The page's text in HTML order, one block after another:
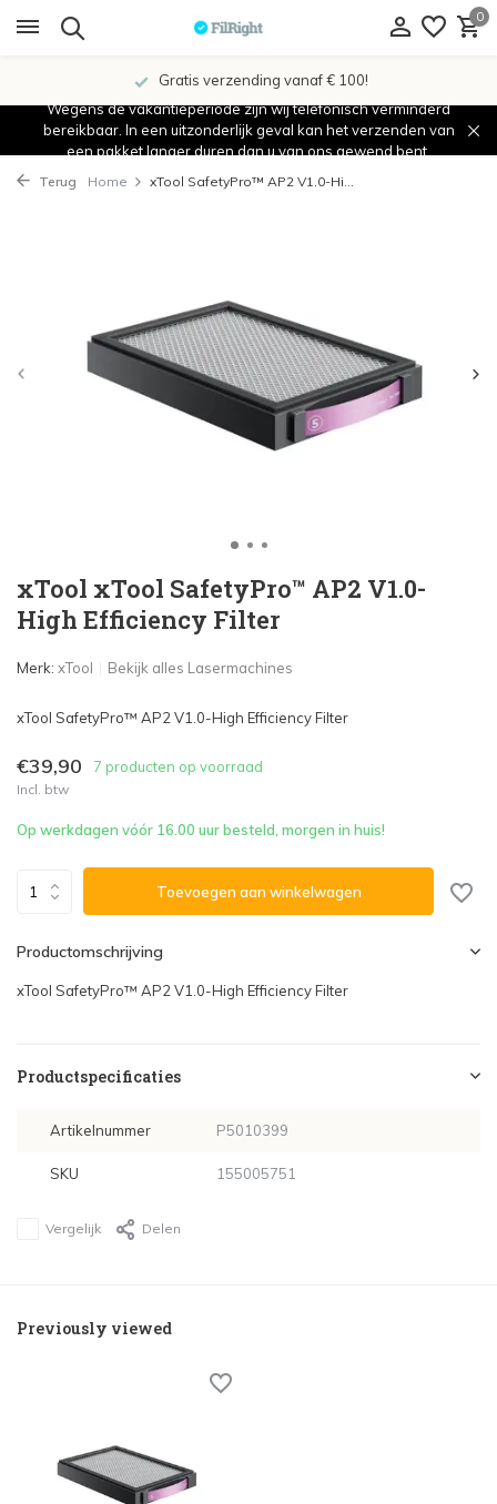
0
Gratis verzending vanaf € 100!
Wegens de vakantieperiode zijn wij telefonisch verminderd
bereikbaar. In een uitzonderlijk geval kan het verzenden van
een pakket langer duren dan u van ons gewend bent.
Terug Home xTool SafetyPro™ AP2 V1.0-Hi...
xTool xTool SafetyPro™ AP2 V1.0-
High Efficiency Filter
Merk: xTool Bekijk alles Lasermachines
xTool SafetyPro™ AP2 V1.0-High Efficiency Filter
€39,90 7 producten op voorraad
Incl. btw
Op werkdagen vóór 16.00 uur besteld, morgen in huis!
Toevoegen aan winkelwagen
Productomschrijving
xTool SafetyPro™ AP2 V1.0-High Efficiency Filter
Productspecificaties
Artikelnummer P5010399
SKU 155005751
Vergelijk Delen
Previously viewed